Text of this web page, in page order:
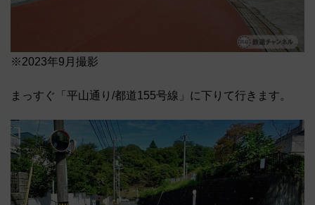
※2023年9月撮影
まっすぐ「平山通り/都道155号線」に下りて行きます。